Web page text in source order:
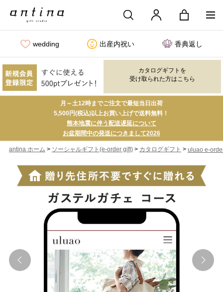
wedding 出産内祝い 香典返し
カタログギフトを
受け取られた方はこちら
月～土12時までご注文で最短当日出荷
5,500円(税込)以上お買い上げで送料無料！
熊本地震に伴う配送遅延について
お盆期間中の発送につきまして2026
antina ホーム > ソーシャルギフト(e-order gift)> カタログギフト > uluao e-